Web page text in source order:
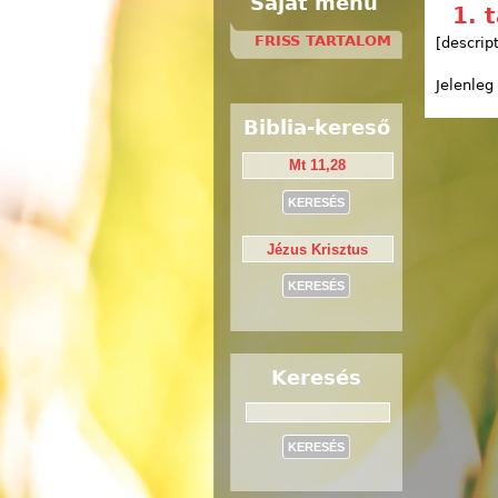
1.
FRISS TARTALOM
Biblia-kereső
Keresés